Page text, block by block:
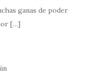
ganas de poder
[…]